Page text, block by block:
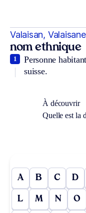
Valaisan, Valaisane
nom ethnique
Personne
suisse.
1
À découvrir
Quelle est la
A B C D
L M N O